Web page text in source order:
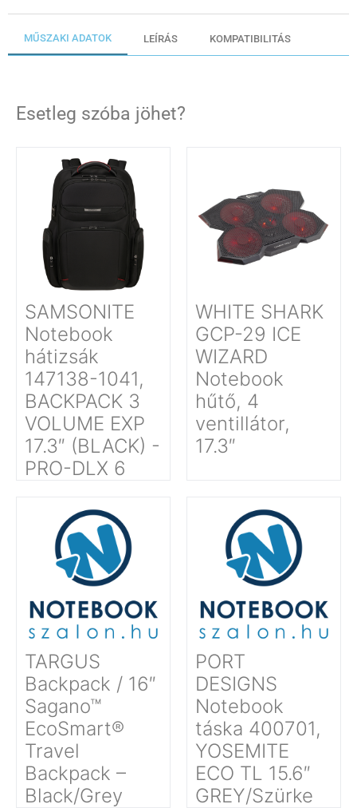
MŰSZAKI ADATOK LEÍRÁS KOMPATIBILITÁS
Esetleg szóba jöhet?
SAMSONITE
Notebook
hátizsák
147138-1041,
BACKPACK 3
VOLUME EXP
17.3″ (BLACK) -
PRO-DLX 6
WHITE SHARK
GCP-29 ICE
WIZARD
Notebook
hűtő, 4
ventillátor,
17.3″
TARGUS
Backpack / 16″
Sagano™
EcoSmart®
Travel
Backpack –
Black/Grey
PORT
DESIGNS
Notebook
táska 400701,
YOSEMITE
ECO TL 15.6″
GREY/Szürke